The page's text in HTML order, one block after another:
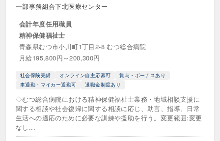
給料50万円以上
時給
時給1200円以上 時給1300円以上
時給1400円以上 時給1500円以上
時給1600円以上 時給1700円以上
一部事務組合下北医療センター
会計年度任用職員
精神保健福祉士
青森県むつ市小川町1丁目2-8 むつ総合病院
月給195,800円～200,300円
社会保険完備 オンライン自主応募可
賞与・ボーナスあり
車通勤・マイカー通勤可
退職金制度あり
◇むつ総合病院における精神保健福祉士業務・地域相談支援に
関する相談や社会復帰に関する相談に応じ、助言、指導、日常
生活への適応のために必要な訓練や援助を行う。変更範囲:変更
なし...